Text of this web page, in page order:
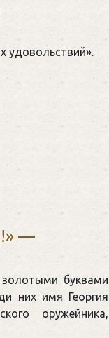
удовольствий».
—
буквами
них имя Георгия
оружейника,